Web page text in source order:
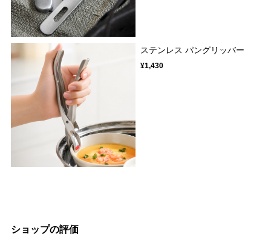
ステンレス パングリッバー
¥1,430
ショップの評価